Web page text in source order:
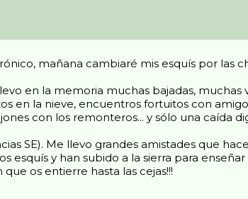
mañana cambiaré mis esquís por las
en la memoria muchas bajadas, muchas
en la nieve, encuentros fortuitos con
con los remonteros... y sólo una caída
SE). Me llevo grandes amistades que
esquís y han subido a la sierra para
os entierre hasta las cejas!!!